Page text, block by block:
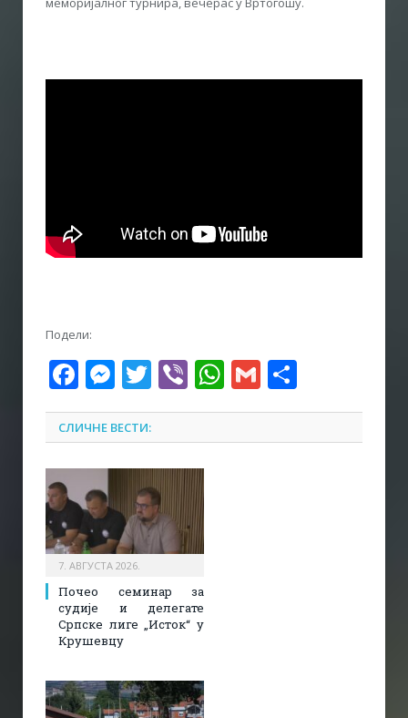
Подели:
Facebook
Messenger
Twitter
ViberWhatsApp
Gmail
СЛИЧНЕ ВЕСТИ:
7. АВГУСТА 2026.
Почео семинар за
судије и делегате
Српске лиге „Исток“ у
Крушевцу